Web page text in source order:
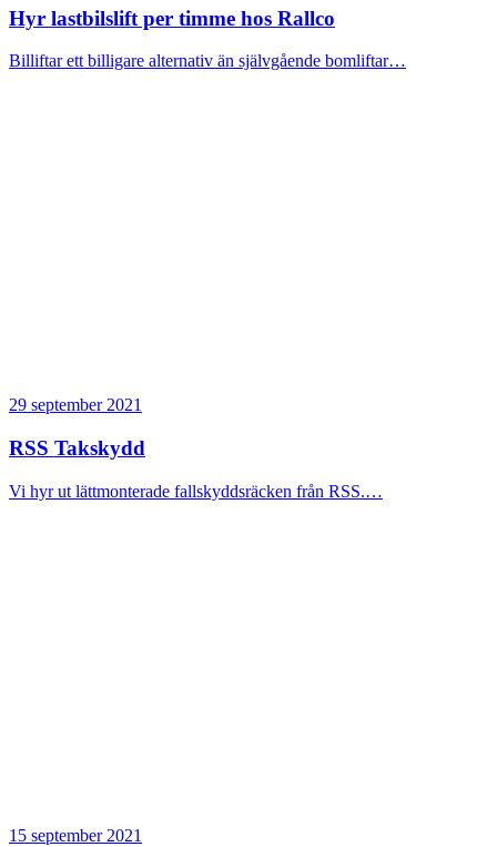
Hyr lastbilslift per timme hos Rallco
Billiftar ett billigare alternativ än självgående bomliftar…
29 september 2021
RSS Takskydd
Vi hyr ut lättmonterade fallskyddsräcken från RSS.…
15 september 2021